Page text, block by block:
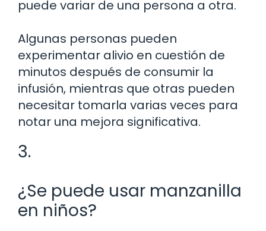
puede variar de una persona a otra.
Algunas personas pueden
experimentar alivio en cuestión de
minutos después de consumir la
infusión, mientras que otras pueden
necesitar tomarla varias veces para
notar una mejora significativa.
3.
¿Se puede usar manzanilla
en niños?